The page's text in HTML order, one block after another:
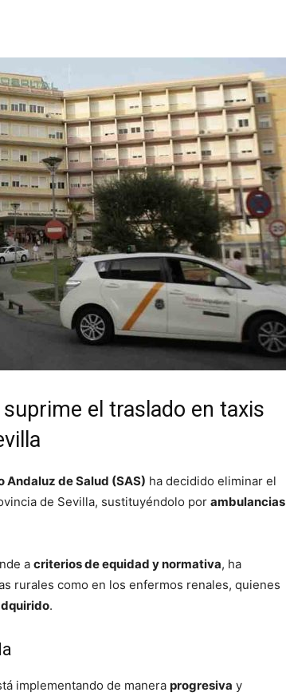
el traslado en taxis
Andaluz de Salud (SAS) ha decidido eliminar el
de Sevilla, sustituyéndolo por ambulancias
a criterios de equidad y normativa, ha
rurales como en los enfermos renales, quienes
.
implementando de manera progresiva y